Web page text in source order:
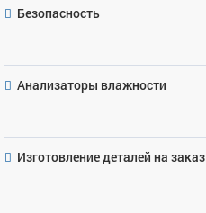
Безопасность
Анализаторы влажности
Изготовление деталей на заказ